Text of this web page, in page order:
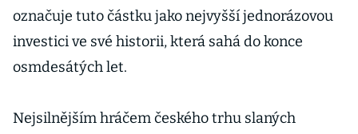
označuje tuto částku jako nejvyšší jednorázovou
investici ve své historii, která sahá do konce
osmdesátých let.
Nejsilnějším hráčem českého trhu slaných